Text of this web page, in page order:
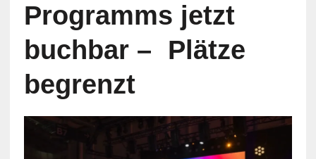
Programms jetzt
buchbar – Plätze
begrenzt